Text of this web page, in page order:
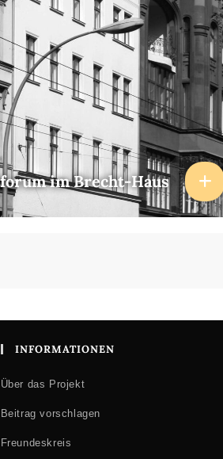
im Brecht-Haus
INFORMATIONEN
Über das Projekt
Beitrag vorschlagen
Freundeskreis